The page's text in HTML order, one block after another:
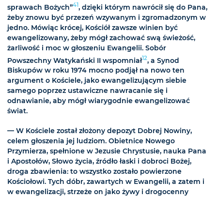
sprawach Bożych”41, dzięki którym nawrócił się do Pana,
żeby znowu być przezeń wzywanym i zgromadzonym w
jedno. Mówiąc krócej, Kościół zawsze winien być
ewangelizowany, żeby mógł zachować swą świeżość,
żarliwość i moc w głoszeniu Ewangelii. Sobór
Powszechny Watykański II wspomniał12, a Synod
Biskupów w roku 1974 mocno podjął na nowo ten
argument o Kościele, jako ewangelizującym siebie
samego poprzez ustawiczne nawracanie się i
odnawianie, aby mógł wiarygodnie ewangelizować
świat.
— W Kościele został złożony depozyt Dobrej Nowiny,
celem głoszenia jej ludziom. Obietnice Nowego
Przymierza, spełnione w Jezusie Chrystusie, nauka Pana
i Apostołów, Słowo życia, źródło łaski i dobroci Bożej,
droga zbawienia: to wszystko zostało powierzone
Kościołowi. Tych dóbr, zawartych w Ewangelii, a zatem i
w ewangelizacji, strzeże on jako żywy i drogocenny